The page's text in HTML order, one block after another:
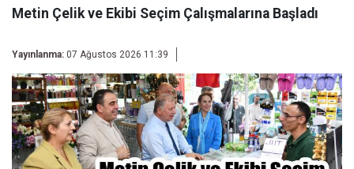
Metin Çelik ve Ekibi Seçim Çalışmalarına Başladı
Yayınlanma: 07 Ağustos 2026 11:39